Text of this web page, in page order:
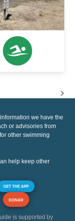
we have the
or advisories from
other swimming
help keep other
GET THE APP
DONAR
is supported by